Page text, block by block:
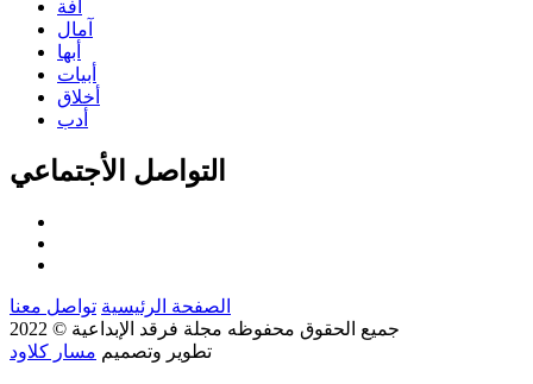
آفة
آمال
أبها
أبيات
أخلاق
أدب
التواصل الأجتماعي
الصفحة الرئيسية تواصل معنا
جميع الحقوق محفوظه مجلة فرقد الإبداعية © 2022
تطوير وتصميم مسار كلاود